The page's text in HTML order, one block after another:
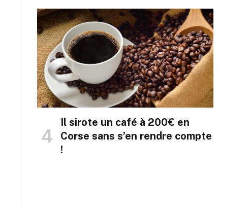
Il sirote un café à 200€ en
Corse sans s’en rendre compte
!